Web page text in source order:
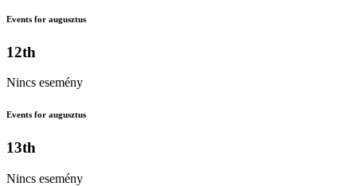
Events for augusztus
12th
Nincs esemény
Events for augusztus
13th
Nincs esemény